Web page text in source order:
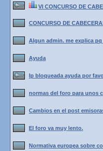
VI CONCURSO DE
CONCURSO DE
Algun admin. me explica
Ayuda
Ip bloqueada ayuda por
normas del foro para unos
Cambios en el post
El foro va muy lento.
Normativa europea sobre